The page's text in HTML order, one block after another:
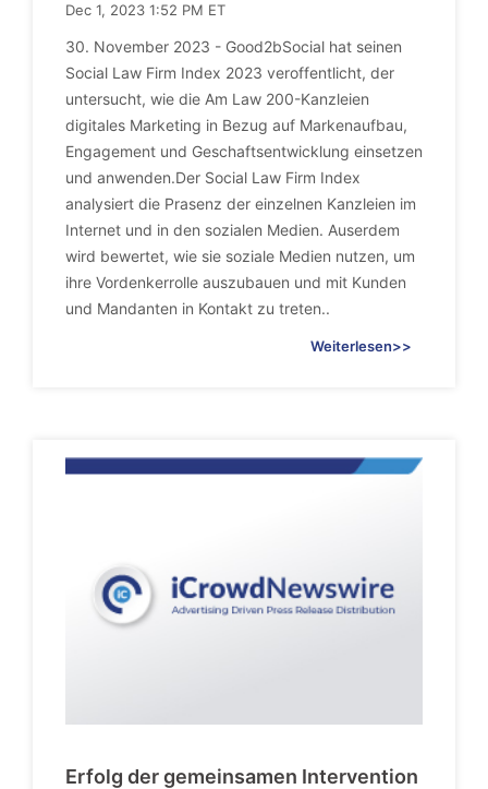
Dec 1, 2023 1:52 PM ET
30. November 2023 - Good2bSocial hat seinen
Social Law Firm Index 2023 veroffentlicht, der
untersucht, wie die Am Law 200-Kanzleien
digitales Marketing in Bezug auf Markenaufbau,
Engagement und Geschaftsentwicklung einsetzen
und anwenden.Der Social Law Firm Index
analysiert die Prasenz der einzelnen Kanzleien im
Internet und in den sozialen Medien. Auserdem
wird bewertet, wie sie soziale Medien nutzen, um
ihre Vordenkerrolle auszubauen und mit Kunden
und Mandanten in Kontakt zu treten..
Weiterlesen>>
Erfolg der gemeinsamen Intervention